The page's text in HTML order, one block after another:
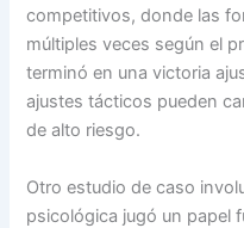
competitivos, donde las
múltiples veces según el
terminó en una victoria
ajustes tácticos pueden
de alto riesgo.
Otro estudio de caso
psicológica jugó un papel